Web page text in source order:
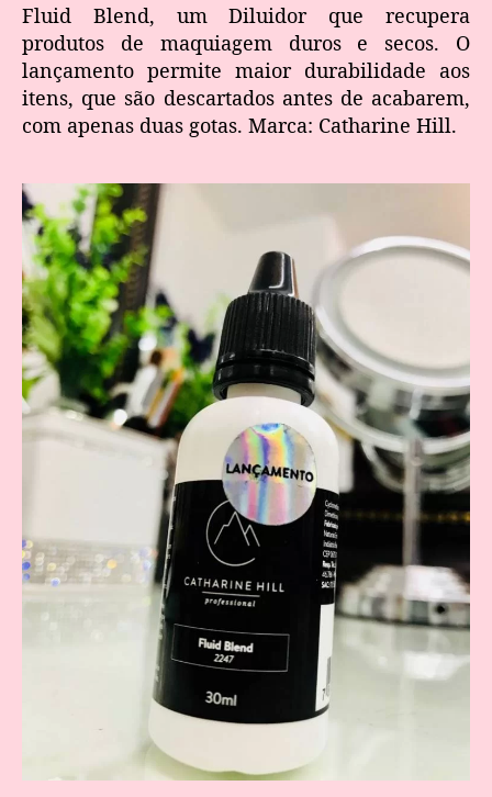
Fluid Blend, um Diluidor que recupera
produtos de maquiagem duros e secos. O
lançamento permite maior durabilidade aos
itens, que são descartados antes de acabarem,
com apenas duas gotas. Marca: Catharine Hill.